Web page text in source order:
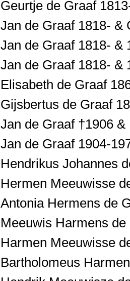
Geurtje de Graaf
Jan de Graaf 1818- &
Jan de Graaf 1818- &
Jan de Graaf 1818- &
Elisabeth de Graaf
Gijsbertus de Graaf
Jan de Graaf †1906
Jan de Graaf 1904-
Hendrikus Johannes
Hermen Meeuwisse
Antonia Hermens de
Meeuwis Harmens
Harmen Meeuwisse
Bartholomeus